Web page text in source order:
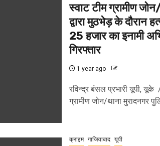
स्वाट टीम ग्रामीण
द्वारा मुठभेड़ के दौरान
25 हजार का इनामी
गिरफ्तार
1 year ago
रविन्द्र बंसल प्रभारी
ग्रामीण जोन/थाना मुरादनगर
क्राइम गाजियाबाद यूपी